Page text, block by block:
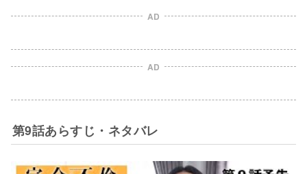
AD
AD
第9話あらすじ・ネタバレ